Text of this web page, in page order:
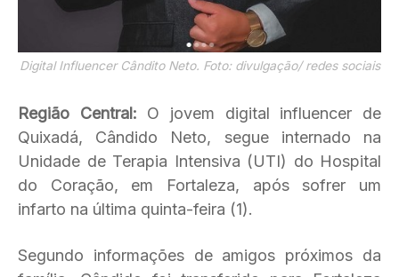
Digital Influencer Cândito Neto. Foto: divulgação/ redes sociais
Região Central: O jovem digital influencer de
Quixadá, Cândido Neto, segue internado na
Unidade de Terapia Intensiva (UTI) do Hospital
do Coração, em Fortaleza, após sofrer um
infarto na última quinta-feira (1).
Segundo informações de amigos próximos da